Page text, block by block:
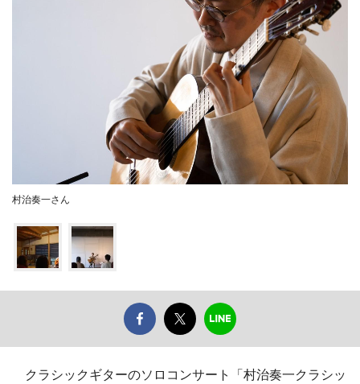
村治奏一さん
クラシックギターのソロコンサート「村治奏一クラシッ